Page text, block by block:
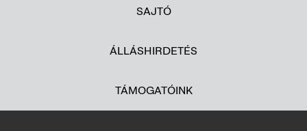
SAJTÓ
ÁLLÁSHIRDETÉS
TÁMOGATÓINK